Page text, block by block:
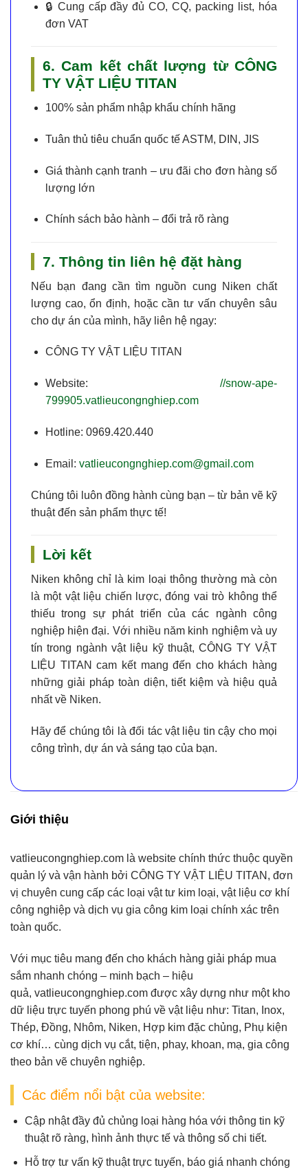
🔒 Cung cấp đầy đủ CO, CQ, packing list, hóa
đơn VAT
6. Cam kết chất lượng từ CÔNG
TY VẬT LIỆU TITAN
100% sản phẩm nhập khẩu chính hãng
Tuân thủ tiêu chuẩn quốc tế ASTM, DIN, JIS
Giá thành cạnh tranh – ưu đãi cho đơn hàng số
lượng lớn
Chính sách bảo hành – đổi trả rõ ràng
7. Thông tin liên hệ đặt hàng
Nếu bạn đang cần tìm nguồn cung Niken chất
lượng cao, ổn định, hoặc cần tư vấn chuyên sâu
cho dự án của mình, hãy liên hệ ngay:
CÔNG TY VẬT LIỆU TITAN
Website:
//snow-ape-
799905.vatlieucongnghiep.com
Hotline: 0969.420.440
Email: vatlieucongnghiep.com@gmail.com
Chúng tôi luôn đồng hành cùng bạn – từ bản vẽ kỹ
thuật đến sản phẩm thực tế!
Lời kết
Niken không chỉ là kim loại thông thường mà còn
là một vật liệu chiến lược, đóng vai trò không thể
thiếu trong sự phát triển của các ngành công
nghiệp hiện đại. Với nhiều năm kinh nghiệm và uy
tín trong ngành vật liệu kỹ thuật,CÔNG TY VẬT
LIỆU TITAN cam kết mang đến cho khách hàng
những giải pháp toàn diện, tiết kiệm và hiệu quả
nhất về Niken.
Hãy để chúng tôi làđối tác vật liệu tin cậy cho mọi
công trình, dự án và sáng tạo của bạn.
Giới thiệu
vatlieucongnghiep.com là website chính thức thuộc quyền
quản lý và vận hành bởi CÔNG TY VẬT LIỆU TITAN , đơn
vị chuyên cung cấp các loại vật tư kim loại, vật liệu cơ khí
công nghiệp và dịch vụ gia công kim loại chính xác trên
toàn quốc.
Với mục tiêu mang đến cho khách hàng giải pháp mua
sắm nhanh chóng – minh bạch – hiệu
quả, vatlieucongnghiep.com được xây dựng như một kho
dữ liệu trực tuyến phong phú về vật liệu như: Titan, Inox,
Thép, Đồng, Nhôm, Niken, Hợp kim đặc chủng, Phụ kiện
cơ khí… cùng dịch vụ cắt, tiện, phay, khoan, mạ, gia công
theo bản vẽ chuyên nghiệp.
Các điểm nổi bật của website:
Cập nhật đầy đủ chủng loại hàng hóa với thông tin kỹ
thuật rõ ràng, hình ảnh thực tế và thông số chi tiết.
Hỗ trợ tư vấn kỹ thuật trực tuyến, báo giá nhanh chóng